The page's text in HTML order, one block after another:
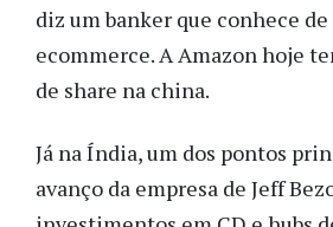
diz um banker que conhece
ecommerce. A Amazon hoje
de share na china.
Já na Índia, um dos pontos
avanço da empresa de Jeff